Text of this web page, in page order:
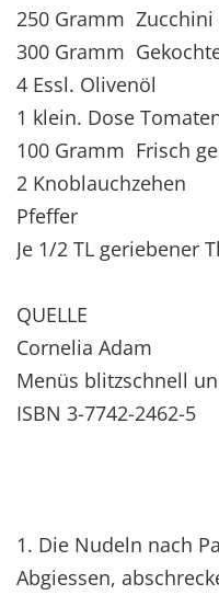
250 Gramm Zucchini
300 Gramm
4 Essl. Olivenöl
1 klein. Dose
100 Gramm Frisch
2 Knoblauchzehen
Pfeffer
Je 1/2 TL geriebener
QUELLE
Cornelia Adam
Menüs blitzschnell
ISBN 3-7742-2462-5
1. Die Nudeln nach
Abgiessen,